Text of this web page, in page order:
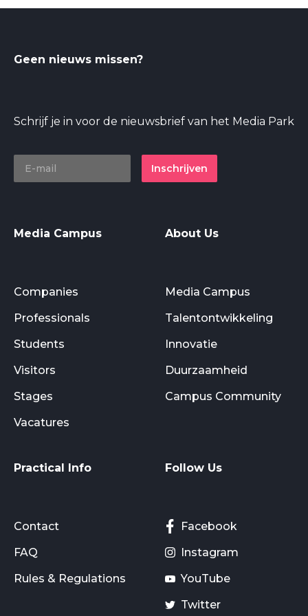
Geen nieuws missen?
Schrijf je in voor de nieuwsbrief van het Media Park
Inschrijven
Media Campus
Companies
Professionals
Students
Visitors
Stages
Vacatures
About Us
Media Campus
Talentontwikkeling
Innovatie
Duurzaamheid
Campus Community
Practical Info
Contact
FAQ
Rules & Regulations
Follow Us
Facebook
Instagram
YouTube
Twitter